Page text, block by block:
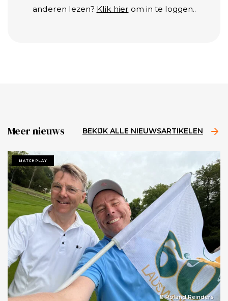
anderen lezen? Klik hier om in te loggen..
Meer nieuws BEKIJK ALLE NIEUWSARTIKELEN
MATCHPLAY
© Roland Reinders